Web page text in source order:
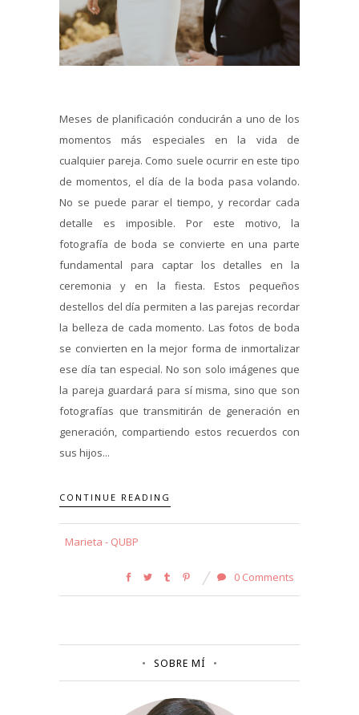
Meses de planificación conducirán a uno de los
momentos más especiales en la vida de
cualquier pareja. Como suele ocurrir en este tipo
de momentos, el día de la boda pasa volando.
No se puede parar el tiempo, y recordar cada
detalle es imposible. Por este motivo, la
fotografía de boda se convierte en una parte
fundamental para captar los detalles en la
ceremonia y en la fiesta. Estos pequeños
destellos del día permiten a las parejas recordar
la belleza de cada momento. Las fotos de boda
se convierten en la mejor forma de inmortalizar
ese día tan especial. No son solo imágenes que
la pareja guardará para sí misma, sino que son
fotografías que transmitirán de generación en
generación, compartiendo estos recuerdos con
sus hijos...
CONTINUE READING
Marieta - QUBP
0 Comments
SOBRE MÍ